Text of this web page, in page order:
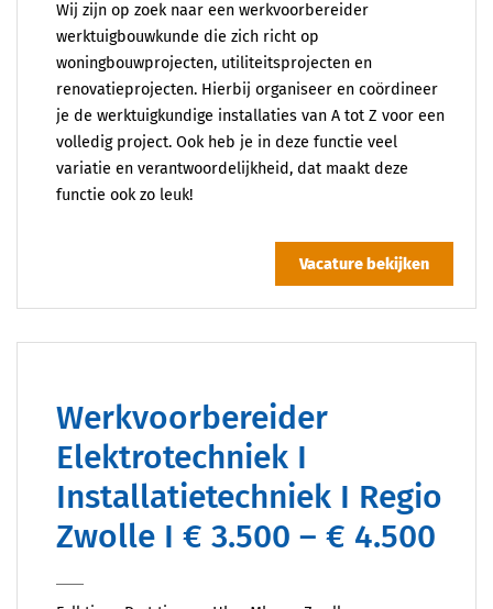
Wij zijn op zoek naar een werkvoorbereider
werktuigbouwkunde die zich richt op
woningbouwprojecten, utiliteitsprojecten en
renovatieprojecten. Hierbij organiseer en coördineer
je de werktuigkundige installaties van A tot Z voor een
volledig project. Ook heb je in deze functie veel
variatie en verantwoordelijkheid, dat maakt deze
functie ook zo leuk!
Vacature bekijken
Werkvoorbereider
Elektrotechniek I
Installatietechniek I Regio
Zwolle I € 3.500 – € 4.500